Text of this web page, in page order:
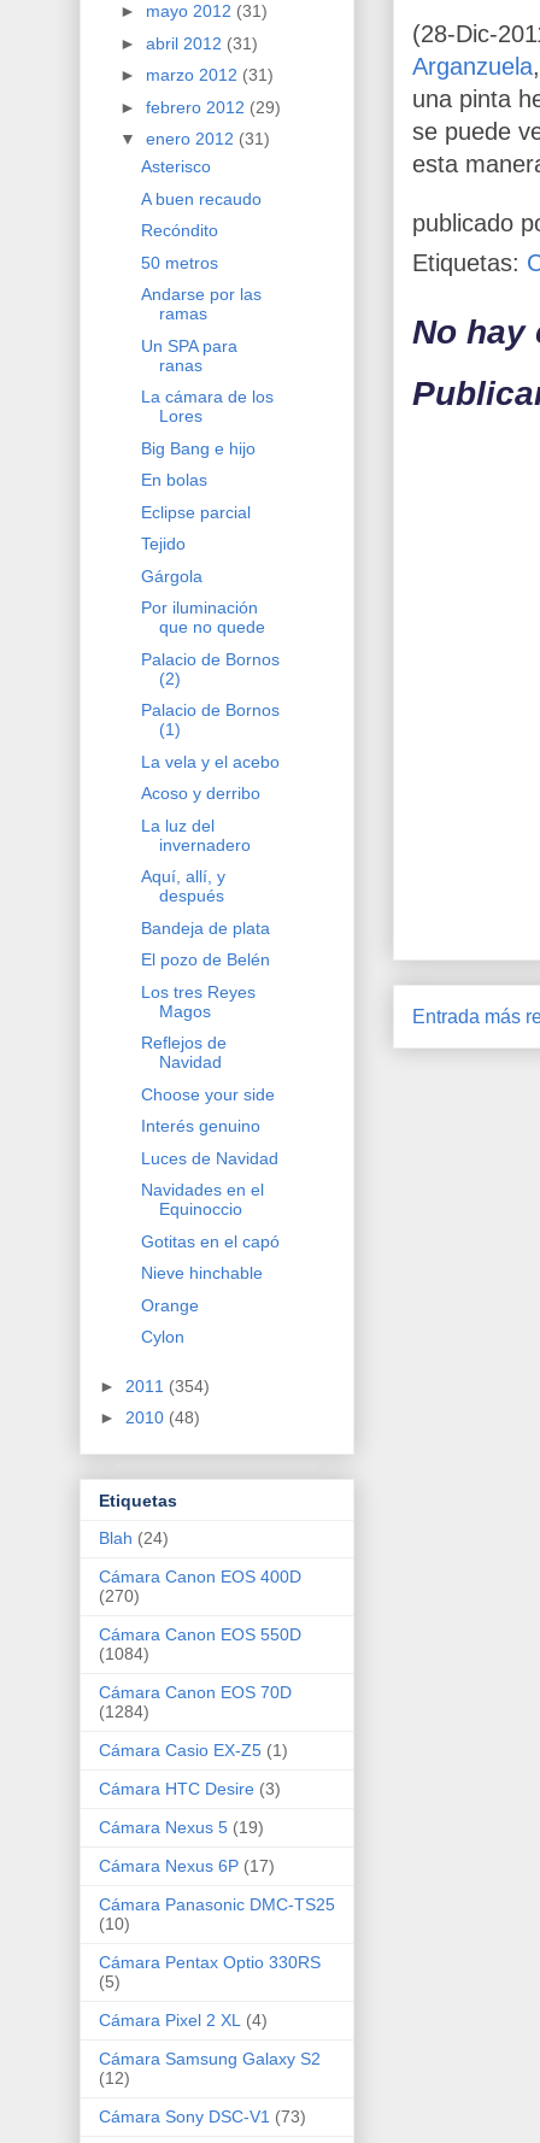
(28-Dic-
Arganzuela
una pinta
se puede
esta
publicado
Etiquetas:
No hay
Entrada más
► mayo 2012 (31)
► abril 2012 (31)
► marzo 2012 (31)
► febrero 2012 (29)
▼ enero 2012 (31)
Asterisco
A buen recaudo
Recóndito
50 metros
Andarse por las
ramas
Un SPA para
ranas
La cámara de los
Lores
Big Bang e hijo
En bolas
Eclipse parcial
Tejido
Gárgola
Por iluminación
que no quede
Palacio de Bornos
(2)
Palacio de Bornos
(1)
La vela y el acebo
Acoso y derribo
La luz del
invernadero
Aquí, allí, y
después
Bandeja de plata
El pozo de Belén
Los tres Reyes
Magos
Reflejos de
Navidad
Choose your side
Interés genuino
Luces de Navidad
Navidades en el
Equinoccio
Gotitas en el capó
Nieve hinchable
Orange
Cylon
► 2011 (354)
► 2010 (48)
Etiquetas
Blah (24)
Cámara Canon EOS 400D
(270)
Cámara Canon EOS 550D
(1084)
Cámara Canon EOS 70D
(1284)
Cámara Casio EX-Z5 (1)
Cámara HTC Desire (3)
Cámara Nexus 5 (19)
Cámara Nexus 6P (17)
Cámara Panasonic DMC-TS25
(10)
Cámara Pentax Optio 330RS
(5)
Cámara Pixel 2 XL
(4)
Cámara Samsung Galaxy S2
(12)
Cámara Sony DSC-V1 (73)